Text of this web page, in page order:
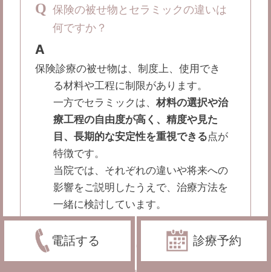
Q 保険の被せ物とセラミックの違いは
何ですか？
A
保険診療の被せ物は、制度上、使用でき
る材料や工程に制限があります。
一方でセラミックは、材料の選択や治
療工程の自由度が高く、精度や見た
目、長期的な安定性を重視できる点が
特徴です。
当院では、それぞれの違いや将来への
影響をご説明したうえで、治療方法を
一緒に検討しています。
インプラント治療についてのご質問
電話する 診療予約